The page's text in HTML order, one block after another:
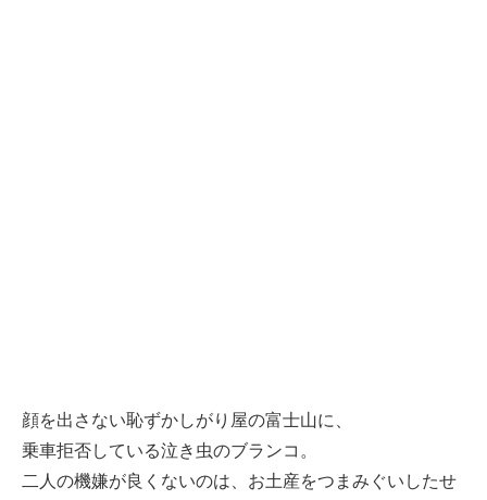
顔を出さない恥ずかしがり屋の富士山に、
乗車拒否している泣き虫のブランコ。
二人の機嫌が良くないのは、お土産をつまみぐいしたせ